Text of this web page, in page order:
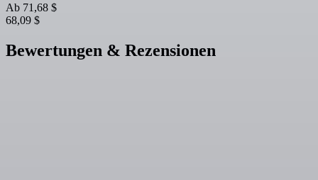
Ab 71,68 $
68,09 $
Bewertungen & Rezensionen